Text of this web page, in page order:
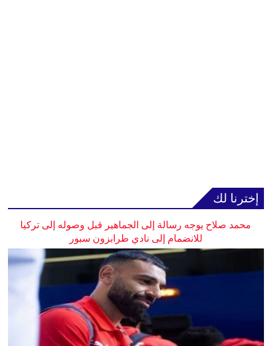
إخترنا لك
محمد صلاح يوجه رسالة إلى الجماهير قبل وصوله إلى تركيا
للانضمام إلى نادي طرابزون سبور